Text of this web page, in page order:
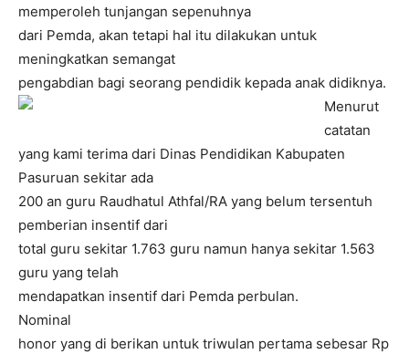
memperoleh tunjangan sepenuhnya
dari Pemda, akan tetapi hal itu dilakukan untuk
meningkatkan semangat
pengabdian bagi seorang pendidik kepada anak didiknya.
Menurut
catatan
yang kami terima dari Dinas Pendidikan Kabupaten
Pasuruan sekitar ada
200 an guru Raudhatul Athfal/RA yang belum tersentuh
pemberian insentif dari
total guru sekitar 1.763 guru namun hanya sekitar 1.563
guru yang telah
mendapatkan insentif dari Pemda perbulan.
Nominal
honor yang di berikan untuk triwulan pertama sebesar Rp